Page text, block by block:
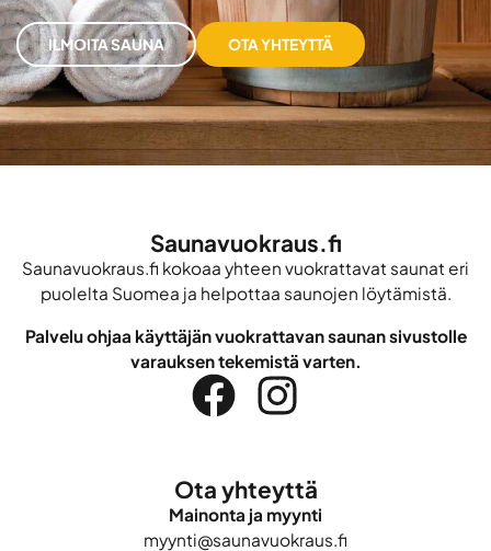
ILMOITA SAUNA OTA YHTEYTTÄ
Saunavuokraus.fi
Saunavuokraus.fi kokoaa yhteen vuokrattavat saunat eri
puolelta Suomea ja helpottaa saunojen löytämistä.
Palvelu ohjaa käyttäjän vuokrattavan saunan sivustolle
varauksen tekemistä varten.
Ota yhteyttä
Mainonta ja myynti
myynti@saunavuokraus.fi